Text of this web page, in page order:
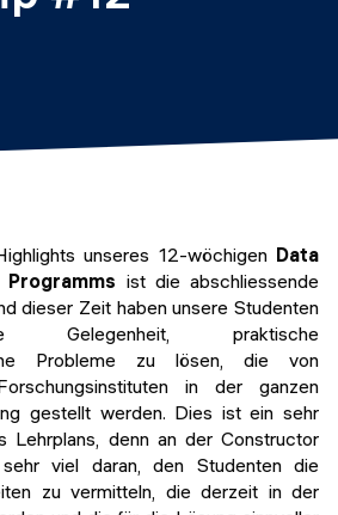
Einführungskurs
ein
unseres 12-wöchigen Data
ist die abschliessende
dieser Zeit haben unsere Studenten
Gelegenheit, praktische
Probleme zu lösen, die von
in der ganzen
gestellt werden. Dies ist ein sehr
Lehrplans, denn an der Constructor
viel daran, den Studenten die
zu vermitteln, die derzeit in der